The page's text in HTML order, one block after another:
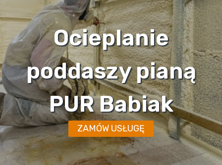
Ocieplanie
poddaszy pianą
PUR Babiak
ZAMÓW USŁUGĘ